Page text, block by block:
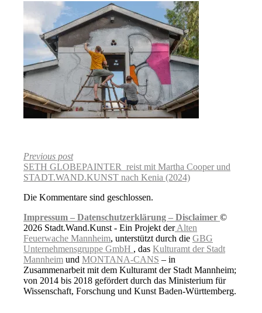
Previous post
SETH GLOBEPAINTER reist mit Martha Cooper und
STADT.WAND.KUNST nach Kenia (2024)
Die Kommentare sind geschlossen.
Impressum – Datenschutzerklärung – Disclaimer ©
2026 Stadt.Wand.Kunst - Ein Projekt derAlten
Feuerwache Mannheim, unterstützt durch die GBG
Unternehmensgruppe GmbH , das Kulturamt der Stadt
Mannheim und MONTANA-CANS – in
Zusammenarbeit mit dem Kulturamt der Stadt Mannheim;
von 2014 bis 2018 gefördert durch das Ministerium für
Wissenschaft, Forschung und Kunst Baden-Württemberg.